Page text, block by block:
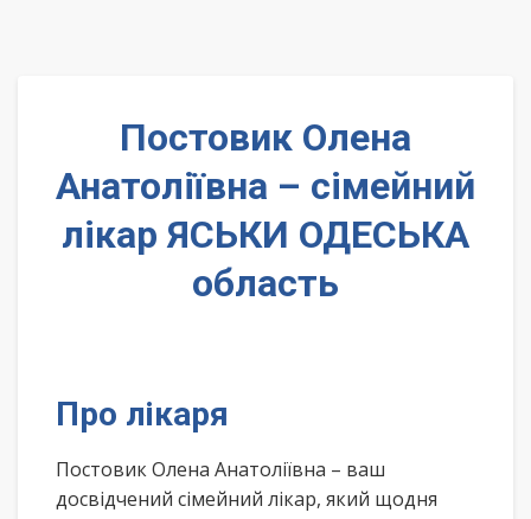
Постовик Олена
Анатоліївна – сімейний
лікар ЯСЬКИ ОДЕСЬКА
область
Про лікаря
Постовик Олена Анатоліївна – ваш
досвідчений сімейний лікар, який щодня